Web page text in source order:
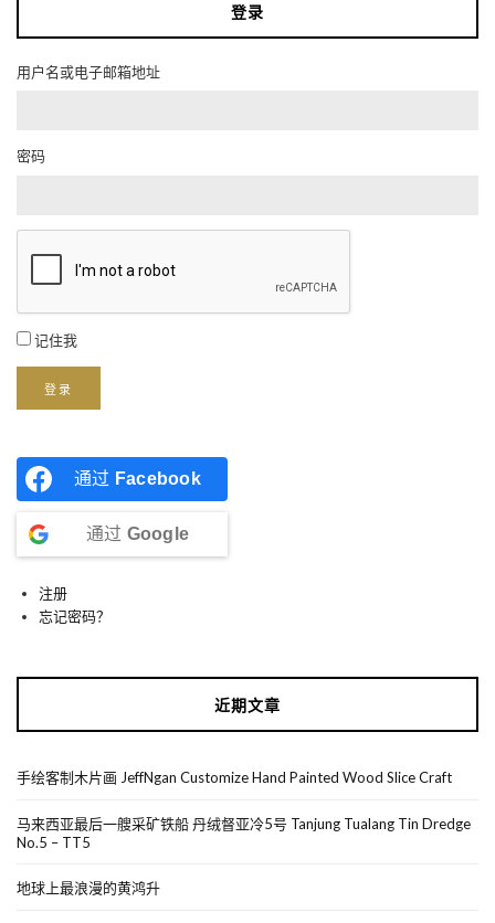
登录
用户名或电子邮箱地址
密码
记住我
登录
通过 Facebook
通过 Google
注册
忘记密码？
近期文章
手绘客制木片画 JeffNgan Customize Hand Painted Wood Slice Craft
马来西亚最后一艘采矿铁船 丹绒督亚冷5号 Tanjung Tualang Tin Dredge
No.5 – TT5
地球上最浪漫的黄鸿升